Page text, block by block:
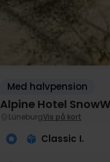
Med halvpension
Alpine Hotel
LüneburgVis på kort
Classic I.